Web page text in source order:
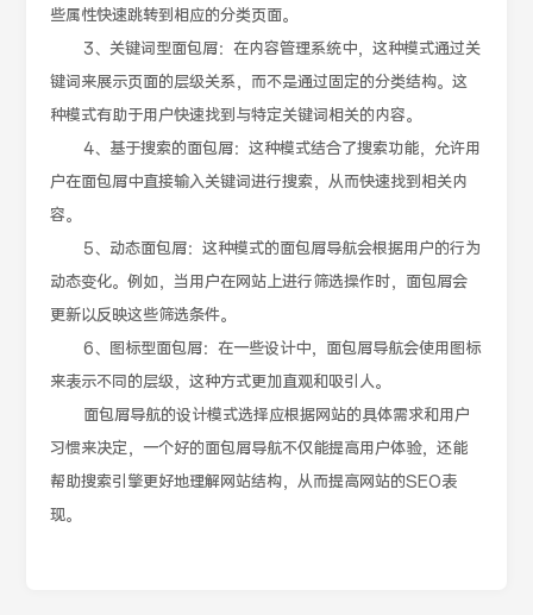
些属性快速跳转到相应的分类页面。
3、关键词型面包屑：在内容管理系统中，这种模式通过关
键词来展示页面的层级关系，而不是通过固定的分类结构。这
种模式有助于用户快速找到与特定关键词相关的内容。
4、基于搜索的面包屑：这种模式结合了搜索功能，允许用
户在面包屑中直接输入关键词进行搜索，从而快速找到相关内
容。
5、动态面包屑：这种模式的面包屑导航会根据用户的行为
动态变化。例如，当用户在网站上进行筛选操作时，面包屑会
更新以反映这些筛选条件。
6、图标型面包屑：在一些设计中，面包屑导航会使用图标
来表示不同的层级，这种方式更加直观和吸引人。
面包屑导航的设计模式选择应根据网站的具体需求和用户
习惯来决定，一个好的面包屑导航不仅能提高用户体验，还能
帮助搜索引擎更好地理解网站结构，从而提高网站的SEO表
现。